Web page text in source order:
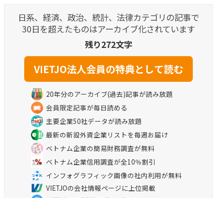
日系、経済、政治、統計、法律カテゴリの記事で
30日を超えたものはアーカイブ化されています
残り272文字
20年分のアーカイブ(過去)記事が読み放題
会員限定記事が毎日読める
主要企業50社データが読み放題
最新の新設外資企業リストを毎週お届け
ベトナム企業の簡易財務調査が無料
ベトナム企業信用調査が全10％割引
インフォグラフィック画像の社内利用が無料
VIETJOの会社情報ページに上位掲載